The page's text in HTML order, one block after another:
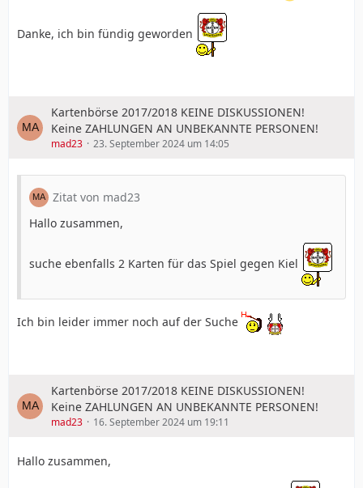
Danke, ich bin fündig geworden
Kartenbörse 2017/2018 KEINE DISKUSSIONEN!
Keine ZAHLUNGEN AN UNBEKANNTE PERSONEN!
mad23 23. September 2024 um 14:05
Zitat von mad23
Hallo zusammen,
suche ebenfalls 2 Karten für das Spiel gegen Kiel
Ich bin leider immer noch auf der Suche
Kartenbörse 2017/2018 KEINE DISKUSSIONEN!
Keine ZAHLUNGEN AN UNBEKANNTE PERSONEN!
mad23 16. September 2024 um 19:11
Hallo zusammen,